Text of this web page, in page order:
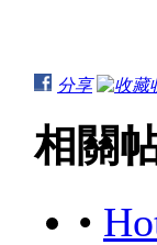
分享
相關
•